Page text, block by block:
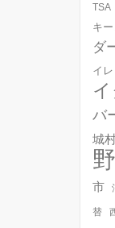
TSA
キ
ダ
イレ
バ
城
市
替